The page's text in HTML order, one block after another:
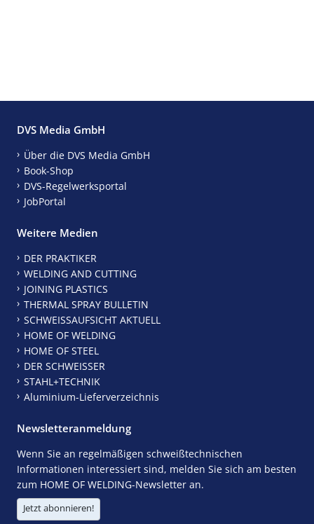
DVS Media GmbH
Über die DVS Media GmbH
Book-Shop
DVS-Regelwerksportal
JobPortal
Weitere Medien
DER PRAKTIKER
WELDING AND CUTTING
JOINING PLASTICS
THERMAL SPRAY BULLETIN
SCHWEISSAUFSICHT AKTUELL
HOME OF WELDING
HOME OF STEEL
DER SCHWEISSER
STAHL+TECHNIK
Aluminium-Lieferverzeichnis
Newsletteranmeldung
Wenn Sie an regelmäßigen schweißtechnischen
Informationen interessiert sind, melden Sie sich am besten
zum HOME OF WELDING-Newsletter an.
Jetzt abonnieren!